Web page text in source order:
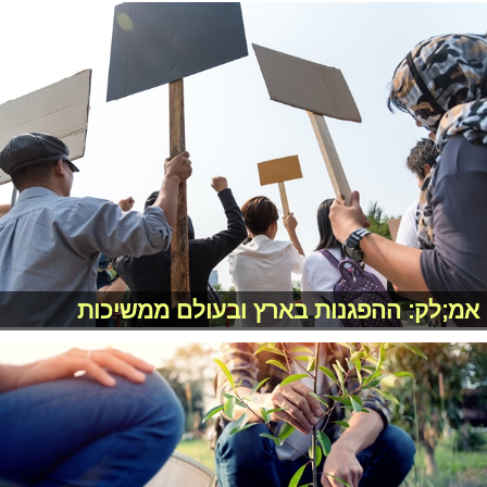
אמ;לק: ההפגנות בארץ ובעולם ממשיכות